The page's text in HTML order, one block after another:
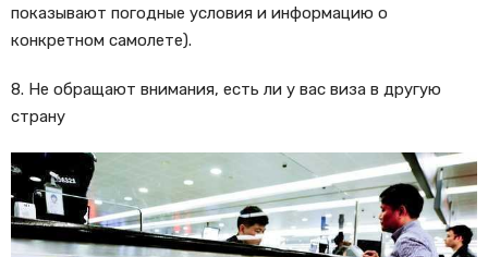
показывают погодные условия и информацию о
конкретном самолете).
8. Не обращают внимания, есть ли у вас виза в другую
страну